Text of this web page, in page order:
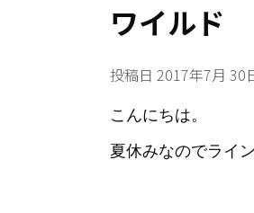
ワイルド
投稿日 2017年7月 30
こんにちは。
夏休みなのでライ